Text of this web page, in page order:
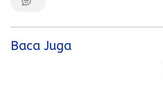
Baca Juga